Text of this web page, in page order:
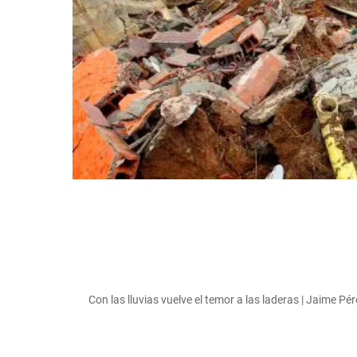
Con las lluvias vuelve el temor a las laderas | Jaime